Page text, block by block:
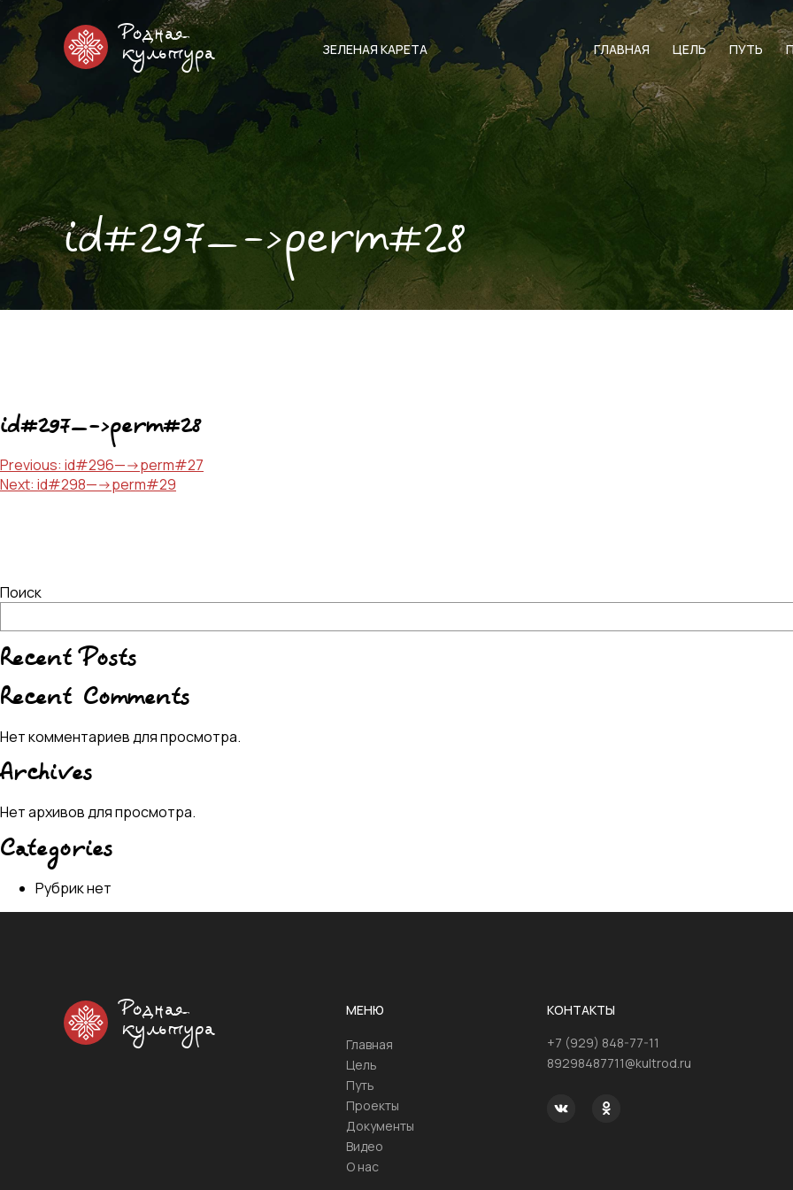
Родная
культура
ЗЕЛЕНАЯ КАРЕТА ГЛАВНАЯ ЦЕЛЬ ПУТЬ
id#297—->perm#28
id#297—->perm#28
Навигация
по
Previous: id#296—->perm#27
Next: id#298—->perm#29
Поиск
Recent Posts
Recent Comments
Нет комментариев для просмотра.
Archives
Нет архивов для просмотра.
Categories
Рубрик нет
Родная
культура
МЕНЮ
Главная
Цель
Путь
Проекты
Документы
Видео
О нас
КОНТАКТЫ
+7 (929) 848-77-11
89298487711@kultrod.ru